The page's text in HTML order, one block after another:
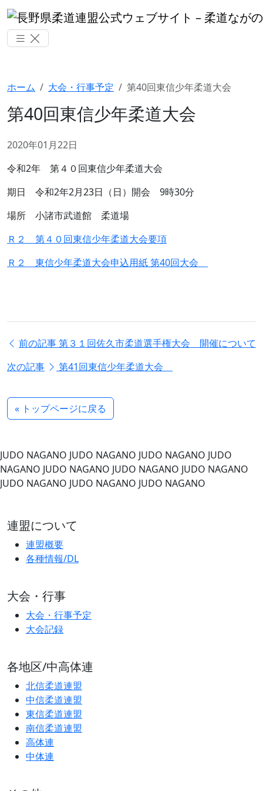
ホーム 大会・行事予定 第40回東信少年柔道大会
第40回東信少年柔道大会
2020年01月22日
令和2年 第４０回東信少年柔道大会
期日 令和2年2月23日（日）開会 9時30分
場所 小諸市武道館 柔道場
Ｒ２ 第４０回東信少年柔道大会要項
Ｒ２ 東信少年柔道大会申込用紙 第40回大会
前の記事第３１回佐久市柔道選手権大会 開催について
次の記事
第41回東信少年柔道大会
« トップページに戻る
JUDO NAGANO JUDO NAGANO JUDO NAGANO JUDO
NAGANO JUDO NAGANO JUDO NAGANO JUDO NAGANO
JUDO NAGANO JUDO NAGANO JUDO NAGANO
連盟について
連盟概要
各種情報/DL
大会・行事
大会・行事予定
大会記録
各地区/中高体連
北信柔道連盟
中信柔道連盟
東信柔道連盟
南信柔道連盟
高体連
中体連